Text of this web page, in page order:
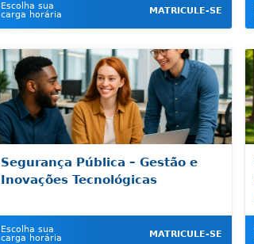
Escolha sua
carga horária
MATRICULE-SE
Segurança Pública – Gestão e
Inovações Tecnológicas
Escolha sua
carga horária
MATRICULE-SE